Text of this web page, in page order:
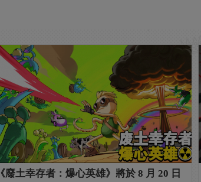
《廢土幸存者：爆心英雄》將於 8 月 20 日